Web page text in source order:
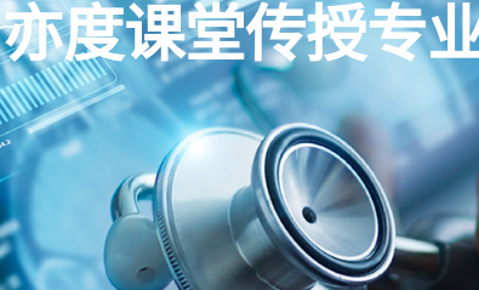
亦度课堂传授专